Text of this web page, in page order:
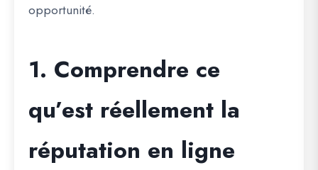
opportunité.
1. Comprendre ce
qu’est réellement la
réputation en ligne